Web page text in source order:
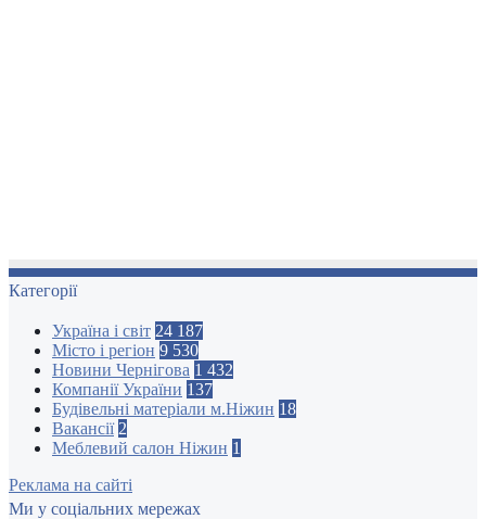
Категорії
Україна і світ 24 187
Місто і регіон 9 530
Новини Чернігова 1 432
Компанії України 137
Будівельні матеріали м.Ніжин 18
Вакансії 2
Меблевий салон Ніжин 1
Реклама на сайті
Ми у соціальних мережах